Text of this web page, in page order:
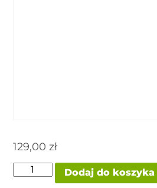
129,00zł
ilość
OSTARYNA Dodaj do koszyka